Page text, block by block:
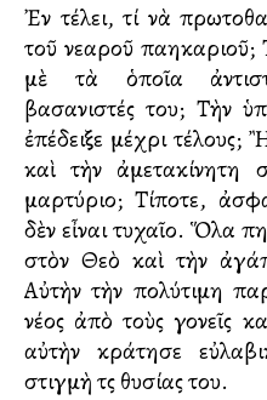
Ἐν τέλει, τί νὰ
τοῦ νεαροῦ
μὲ τὰ ὁποῖα
βασανιστές του; Τὴν
ἐπέδειξε μέχρι
καὶ τὴν
μαρτύριο; Τίποτε,
δὲν εἶναι τυχαῖο. Ὅλα
στὸν Θεὸ καὶ τὴν
Αὐτὴν τὴν πολύτιμη
νέος ἀπὸ τοὺς γονεῖς
αὐτὴν κράτησε
στιγμὴ τῆς θυσίας του.